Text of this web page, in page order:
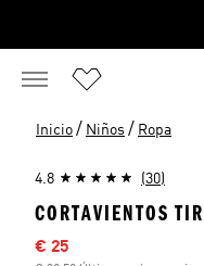
Inicio / Niños / Ropa
4.8 (30)
CORTAVIENTOS
Precio rebajado
€ 25